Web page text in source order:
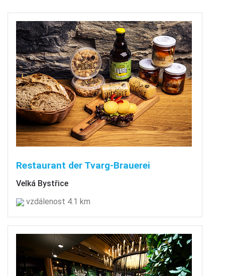
Restaurant der Tvarg-Brauerei
Velká Bystřice
vzdálenost 4.1 km